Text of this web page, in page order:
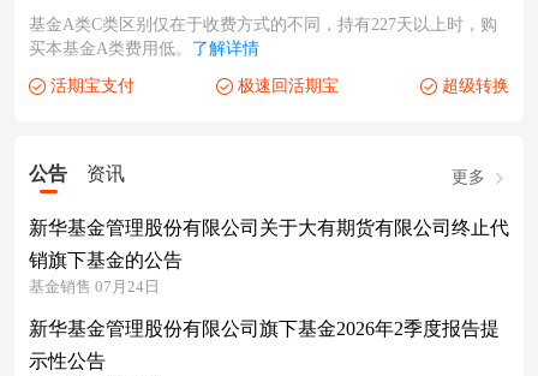
基金A类C类区别仅在于收费方式的不同，持有227天以上时，购
买本基金A类费用低。 了解详情
活期宝支付 极速回活期宝 超级转换
公告 资讯 更多
新华基金管理股份有限公司关于大有期货有限公司终止代
销旗下基金的公告
基金销售 07月24日
新华基金管理股份有限公司旗下基金2026年2季度报告提
示性公告